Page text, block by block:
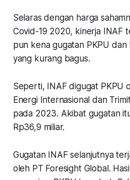
Selaras dengan harga
Covid-19 2020, kinerja INAF
pun kena gugatan PKPU
yang kurang bagus.
Seperti, INAF digugat PKPU
Energi Internasional dan
pada 2023. Akibat gugatan
Rp36,9 miliar.
Gugatan INAF selanjutnya
oleh PT Foresight Global.